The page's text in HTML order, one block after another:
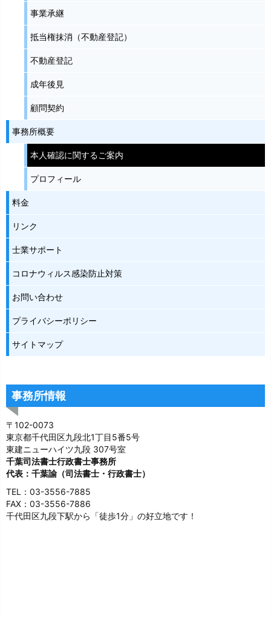
事業承継
抵当権抹消（不動産登記）
不動産登記
成年後見
顧問契約
事務所概要
本人確認に関するご案内
プロフィール
料金
リンク
士業サポート
コロナウィルス感染防止対策
お問い合わせ
プライバシーポリシー
サイトマップ
事務所情報
〒102-0073
東京都千代田区九段北1丁目5番5号
東建ニューハイツ九段 307号室
千葉司法書士行政書士事務所
代表：千葉諭（司法書士・行政書士）
TEL：03-3556-7885
FAX：03-3556-7886
千代田区九段下駅から「徒歩1分」の好立地です！